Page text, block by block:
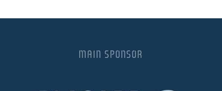
MAIN SPONSOR